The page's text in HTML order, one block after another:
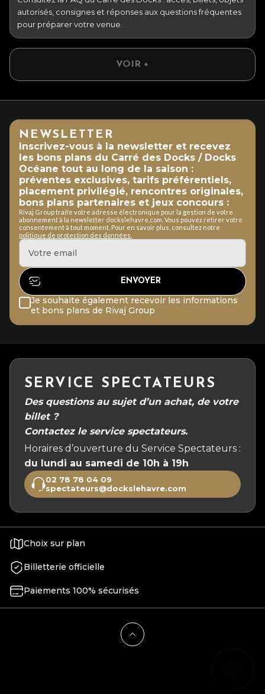
autorisés, consignes et réponses aux questions fréquentes
pour préparer votre venue.
VOIR +
NEWSLETTER
Inscrivez-vous à la newsletter et recevez
les bons plans du Carré des Docks / Docks
Océane tout au long de la saison :
préventes exclusives, tarifs préférentiels,
placement privilégié, rencontres originales,
bons plans partenaires et jeux concours :
Rivaj Group traite votre adresse électronique pour la gestion de votre
abonnement à la newsletter dockslehavre.com. Vous pouvez retirer votre
consentement à tout moment. Pour en savoir plus, consultez notre
politique de protection des données.
Je souhaite également recevoir les informations
et bons plans de Rivaj Group
SERVICE SPECTATEURS
Des questions au sujet d’un achat, de votre
billet ?
Contactez le service spectateurs.
Horaires d’ouverture du Service Spectateurs :
du lundi au samedi de 10h à 19h
02 78 78 04 09
spectateurs@dockslehavre.com
Choix sur plan
Billetterie officielle
Paiements 100% sécurisés